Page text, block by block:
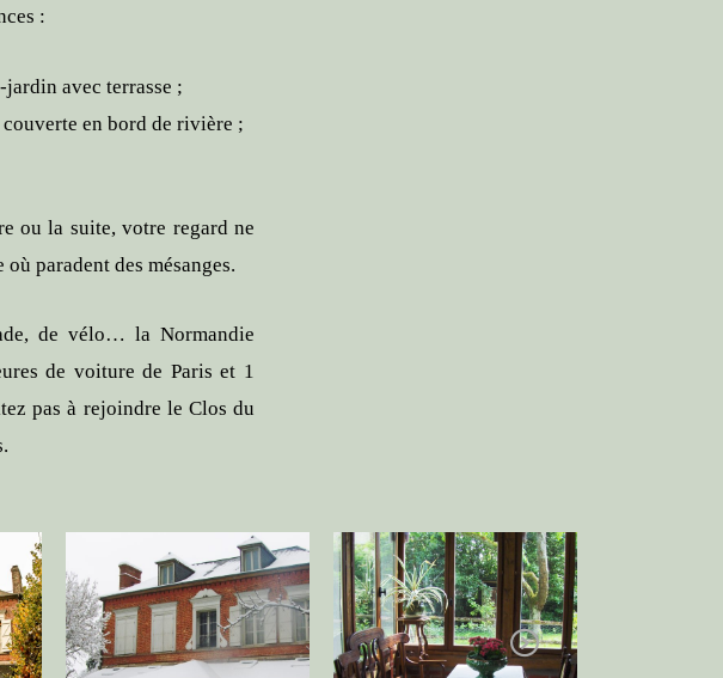
:
jardin avec terrasse ;
en bord de rivière ;
ou la suite, votre regard ne
paradent des mésanges.
de vélo… la Normandie
de voiture de Paris et 1
pas à rejoindre le Clos du